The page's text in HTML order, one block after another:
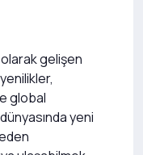
gelişen
global
yeni